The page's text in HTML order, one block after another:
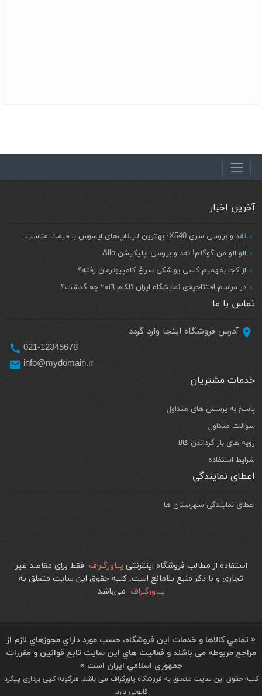
منو پایین
آخرین اخبار
نقد و بررسی سری X540؛ بهترین لپ‌تاپ‌های ایسوس با قیمت مناسب
الو الو من گوگلم! نقد و بررسی اپلیکیشن Allo
از کجا بفهمیم کسی یواشکی سراغ کامپیوترمان رفته؟
در مراسم افتتاحيه‌ی نمایشگاه ايران تلكام ٢٠١٦ چه گذشت؟
تماس با ما
آدرس فروشگاه اینجا وارد گردد
021-12345678
info@mydomain.ir
خدمات مشتریان
پاسخ به پرسش های متداول
سوالات متداول
رویه های باز گرداندن کالا
شرایط استفاده
اعطای نمایندگی
اعطای نمایندگی شهرستان ها
استفاده از مطالب فروشگاه اینترنتی پــاورگـراف فقط برای مقاصد غیر
تجاری و با ذکر منبع بلامانع است. کليه حقوق اين سايت متعلق به
پــاورگـراف می‌باشد
« تمامي كالاها و خدمات اين فروشگاه، حسب مورد داراي مجوزهاي لازم از
مراجع مربوطه می باشند و فعاليت هاي اين سايت تابع قوانين و مقررات
جمهوري اسلامي ايران است »
کلیه حقوق این سایت متعلق به فروشگاه پاورگراف می باشد. هرگونه کپی برداری پیگرد
قانونی دارد.